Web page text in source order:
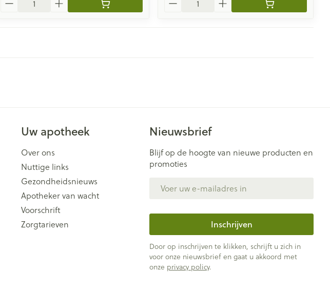
Uw apotheek
Over ons
Nuttige links
Gezondheidsnieuws
Apotheker van wacht
Voorschrift
Zorgtarieven
Nieuwsbrief
Blijf op de hoogte van nieuwe producten en
promoties
Inschrijven
Door op inschrijven te klikken, schrijft u zich in
voor onze nieuwsbrief en gaat u akkoord met
onze privacy policy.